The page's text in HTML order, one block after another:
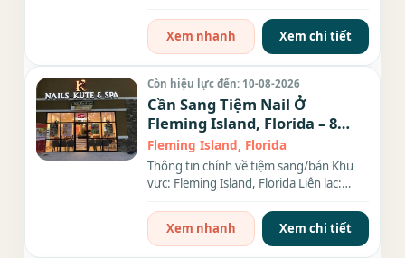
Xem nhanh
Xem chi tiết
Còn hiệu lực đến: 10-08-2026
Cần Sang Tiệm Nail Ở
Fleming Island, Florida – 8
bàn, 10 ghế
Fleming Island, Florida
Thông tin chính về tiệm sang/bán Khu
vực: Fleming Island, Florida Liên lạc:
Xem nhanh
Xem chi tiết